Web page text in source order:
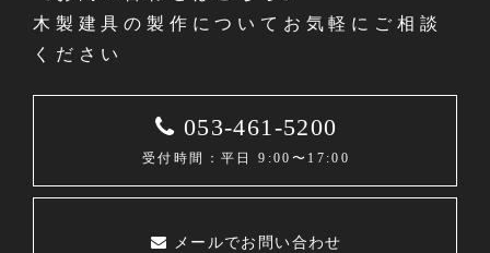
木製建具の製作についてお気軽にご相談
ください
053-461-5200
受付時間：平日 9:00〜17:00
メールでお問い合わせ